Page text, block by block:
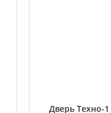
Дверь Техно-